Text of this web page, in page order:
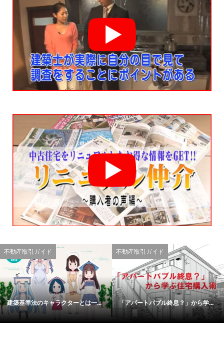
不動産取引ガイド
建築基準法のキャラクターとは一...
不動産取引ガイド
「アパートバブル終息？」から学...